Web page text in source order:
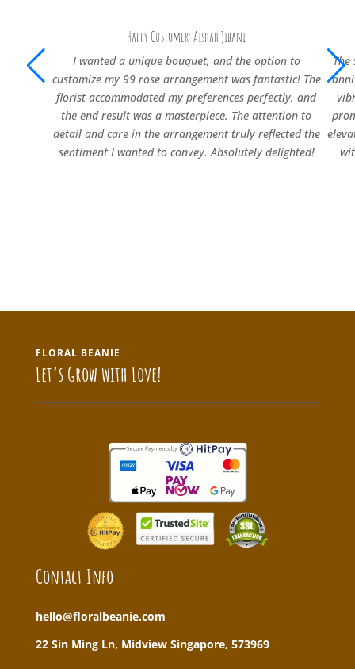
Happy Customer: Aishah Jibani
I wanted a unique bouquet, and the option to
customize my 99 rose arrangement was fantastic! The
florist accommodated my preferences perfectly, and
the end result was a masterpiece. The attention to
detail and care in the arrangement truly reflected the
sentiment I wanted to convey. Absolutely delighted!
The
FLORAL BEANIE
Let’s Grow with Love!
Contact Info
hello@floralbeanie.com
22 Sin Ming Ln, Midview Singapore, 573969